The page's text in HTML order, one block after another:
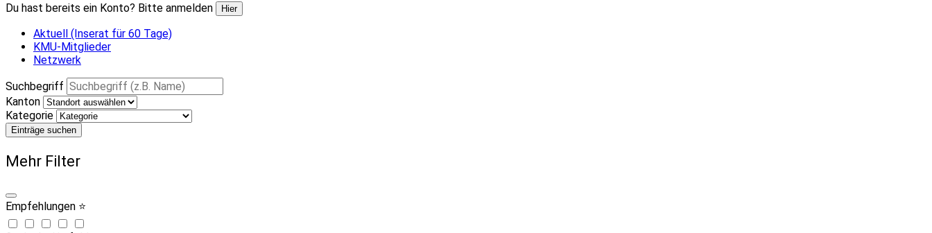
Du hast bereits ein Konto? Bitte anmelden
Hier
Aktuell (Inserat für 60 Tage)
KMU-Mitglieder
Netzwerk
Suchbegriff
Kanton
Kategorie
Einträge suchen
Mehr Filter
Empfehlungen ⭐